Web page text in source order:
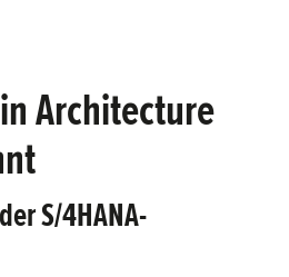
Architecture
S/4HANA-